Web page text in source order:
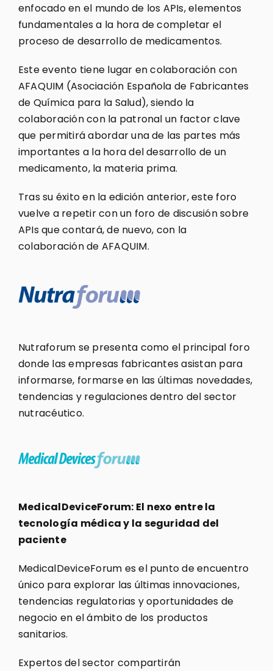
enfocado en el mundo de los APIs, elementos
fundamentales a la hora de completar el
proceso de desarrollo de medicamentos.
Este evento tiene lugar en colaboración con
AFAQUIM (Asociación Española de Fabricantes
de Química para la Salud), siendo la
colaboración con la patronal un factor clave
que permitirá abordar una de las partes más
importantes a la hora del desarrollo de un
medicamento, la materia prima.
Tras su éxito en la edición anterior, este foro
vuelve a repetir con un foro de discusión sobre
APIs que contará, de nuevo, con la
colaboración de AFAQUIM.
Nutraforum se presenta como el principal foro
donde las empresas fabricantes asistan para
informarse, formarse en las últimas novedades,
tendencias y regulaciones dentro del sector
nutracéutico.
MedicalDeviceForum: El nexo entre la
tecnología médica y la seguridad del
paciente
MedicalDeviceForum es el punto de encuentro
único para explorar las últimas innovaciones,
tendencias regulatorias y oportunidades de
negocio en el ámbito de los productos
sanitarios.
Expertos del sector compartirán